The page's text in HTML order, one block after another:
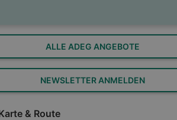
ALLE ADEG ANGEBOTE
NEWSLETTER ANMELDEN
& Route